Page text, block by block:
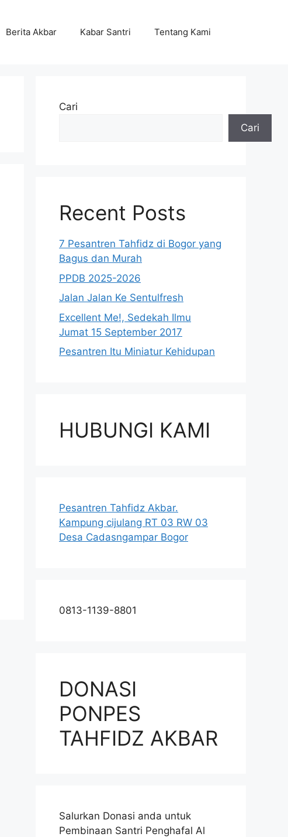
Berita Akbar Kabar Santri Tentang Kami
Cari
Cari
Recent Posts
7 Pesantren Tahfidz di Bogor yang
Bagus dan Murah
PPDB 2025-2026
Jalan Jalan Ke Sentulfresh
Excellent Me!, Sedekah Ilmu
Jumat 15 September 2017
Pesantren Itu Miniatur Kehidupan
HUBUNGI KAMI
Pesantren Tahfidz Akbar.
Kampung cijulang RT 03 RW 03
Desa Cadasngampar Bogor
0813-1139-8801
DONASI
PONPES
TAHFIDZ AKBAR
Salurkan Donasi anda untuk
Pembinaan Santri Penghafal Al